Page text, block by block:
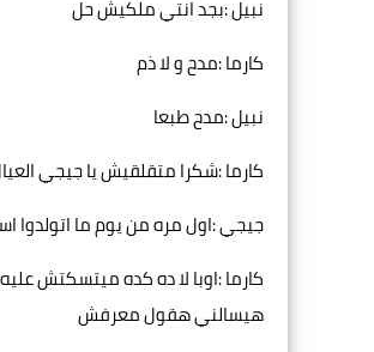
نبيل :بجد انتي ملكيش حل
كارما :مدح و لا ذم
نبيل :مدح طبعا
كارما :شكرا متقلقيش يا جيجي
جيجي :اول مره من يوم ما اتولدوا
كارما :اوبا لا ده كده ميتسكتش
هيسالني هقول معرفش